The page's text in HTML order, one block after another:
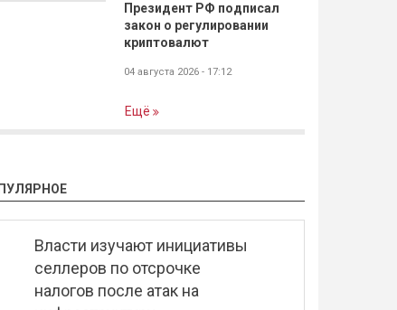
Президент РФ подписал
закон о регулировании
криптовалют
04 августа 2026 - 17:12
Ещё
Власти изучают инициативы
селлеров по отсрочке
налогов после атак на